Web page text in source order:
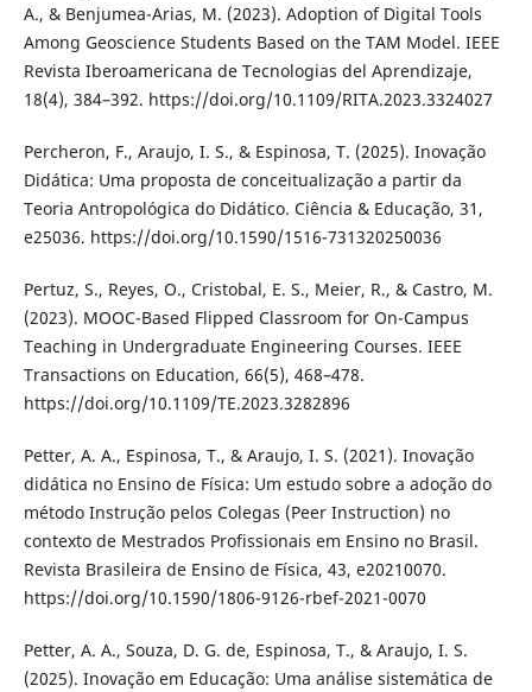
A., & Benjumea-Arias, M. (2023). Adoption of Digital Tools
Among Geoscience Students Based on the TAM Model. IEEE
Revista Iberoamericana de Tecnologias del Aprendizaje,
18(4), 384–392. https://doi.org/10.1109/RITA.2023.3324027
Percheron, F., Araujo, I. S., & Espinosa, T. (2025). Inovação
Didática: Uma proposta de conceitualização a partir da
Teoria Antropológica do Didático. Ciência & Educação, 31,
e25036. https://doi.org/10.1590/1516-731320250036
Pertuz, S., Reyes, O., Cristobal, E. S., Meier, R., & Castro, M.
(2023). MOOC-Based Flipped Classroom for On-Campus
Teaching in Undergraduate Engineering Courses. IEEE
Transactions on Education, 66(5), 468–478.
https://doi.org/10.1109/TE.2023.3282896
Petter, A. A., Espinosa, T., & Araujo, I. S. (2021). Inovação
didática no Ensino de Física: Um estudo sobre a adoção do
método Instrução pelos Colegas (Peer Instruction) no
contexto de Mestrados Profissionais em Ensino no Brasil.
Revista Brasileira de Ensino de Física, 43, e20210070.
https://doi.org/10.1590/1806-9126-rbef-2021-0070
Petter, A. A., Souza, D. G. de, Espinosa, T., & Araujo, I. S.
(2025). Inovação em Educação: Uma análise sistemática de